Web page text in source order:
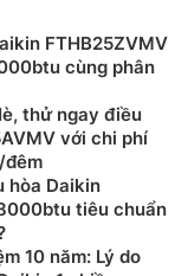
FTHB25ZVMV
cùng phân
thử ngay điều
với chi phí
đêm
hòa Daikin
tiêu chuẩn
10 năm: Lý do